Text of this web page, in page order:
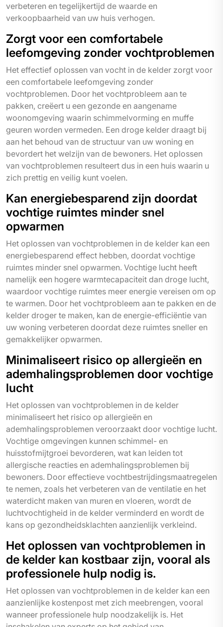
verbeteren en tegelijkertijd de waarde en
verkoopbaarheid van uw huis verhogen.
Zorgt voor een comfortabele
leefomgeving zonder vochtproblemen
Het effectief oplossen van vocht in de kelder zorgt voor
een comfortabele leefomgeving zonder
vochtproblemen. Door het vochtprobleem aan te
pakken, creëert u een gezonde en aangename
woonomgeving waarin schimmelvorming en muffe
geuren worden vermeden. Een droge kelder draagt bij
aan het behoud van de structuur van uw woning en
bevordert het welzijn van de bewoners. Het oplossen
van vochtproblemen resulteert dus in een huis waarin u
zich prettig en veilig kunt voelen.
Kan energiebesparend zijn doordat
vochtige ruimtes minder snel
opwarmen
Het oplossen van vochtproblemen in de kelder kan een
energiebesparend effect hebben, doordat vochtige
ruimtes minder snel opwarmen. Vochtige lucht heeft
namelijk een hogere warmtecapaciteit dan droge lucht,
waardoor vochtige ruimtes meer energie vereisen om op
te warmen. Door het vochtprobleem aan te pakken en de
kelder droger te maken, kan de energie-efficiëntie van
uw woning verbeteren doordat deze ruimtes sneller en
gemakkelijker opwarmen.
Minimaliseert risico op allergieën en
ademhalingsproblemen door vochtige
lucht
Het oplossen van vochtproblemen in de kelder
minimaliseert het risico op allergieën en
ademhalingsproblemen veroorzaakt door vochtige lucht.
Vochtige omgevingen kunnen schimmel- en
huisstofmijtgroei bevorderen, wat kan leiden tot
allergische reacties en ademhalingsproblemen bij
bewoners. Door effectieve vochtbestrijdingsmaatregelen
te nemen, zoals het verbeteren van de ventilatie en het
waterdicht maken van muren en vloeren, wordt de
luchtvochtigheid in de kelder verminderd en wordt de
kans op gezondheidsklachten aanzienlijk verkleind.
Het oplossen van vochtproblemen in
de kelder kan kostbaar zijn, vooral als
professionele hulp nodig is.
Het oplossen van vochtproblemen in de kelder kan een
aanzienlijke kostenpost met zich meebrengen, vooral
wanneer professionele hulp noodzakelijk is. Het